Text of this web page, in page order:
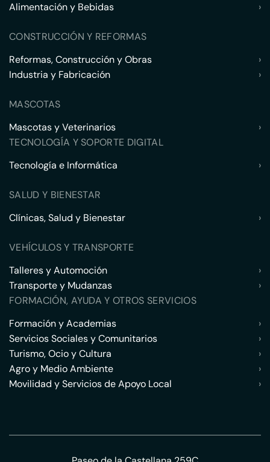
Alimentación y Bebidas
›
CONSTRUCCIÓN Y REFORMAS
Reformas, Construcción y Obras
›
Industria y Fabricación
›
MASCOTAS
Mascotas y Veterinarios
›
TECNOLOGÍA Y SOPORTE DIGITAL
Tecnología e Informática
›
SALUD Y BIENESTAR
Clínicas, Salud y Bienestar
›
VEHÍCULOS Y TRANSPORTE
Talleres y Automoción
›
Transporte y Mudanzas
›
FORMACIÓN, AYUDA Y OTROS SERVICIOS
Formación y Academias
›
Servicios Sociales y Comunitarios
›
Turismo, Ocio y Cultura
›
Agro y Medio Ambiente
›
Movilidad y Servicios de Apoyo Local
›